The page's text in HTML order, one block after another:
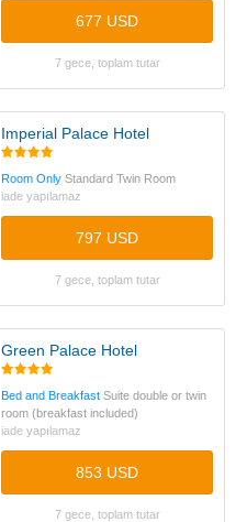
677 USD
7 gece, toplam tutar
Imperial Palace Hotel
Room Only Standard Twin Room
iade yapılamaz
797 USD
7 gece, toplam tutar
Green Palace Hotel
Bed and Breakfast Suite double or twin
room (breakfast included)
iade yapılamaz
853 USD
7 gece, toplam tutar